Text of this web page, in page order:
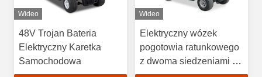
Wideo
48V Trojan Bateria
Elektryczny Karetka
Samochodowa
Wideo
Elektryczny wózek
pogotowia ratunkowego
z dwoma siedzeniami i
noszami